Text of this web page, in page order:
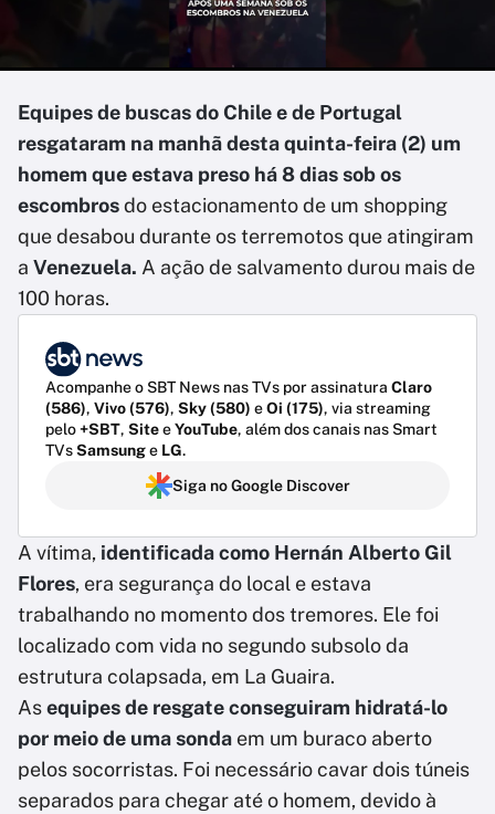
Equipes de buscas do Chile e de Portugal
resgataram na manhã desta quinta-feira (2) um
homem que estava preso há 8 dias sob os
escombrosdo estacionamento de um shopping
que desabou durante os terremotos que atingiram
a Venezuela. A ação de salvamento durou mais de
100 horas.
Acompanhe o SBT News nas TVs por assinatura Claro
(586), Vivo (576), Sky (580) eOi (175), via streaming
pelo+SBT, SiteeYouTube, além dos canais nas Smart
TVsSamsunge LG.
Siga no Google Discover
A vítima, identificada como Hernán Alberto Gil
Flores, era segurança do local e estava
trabalhando no momento dos tremores. Ele foi
localizado com vida no segundo subsolo da
estrutura colapsada, em La Guaira.
Asequipes de resgate conseguiram hidratá-lo
por meio de uma sonda em um buraco aberto
pelos socorristas. Foi necessário cavar dois túneis
separados para chegar até o homem, devido à